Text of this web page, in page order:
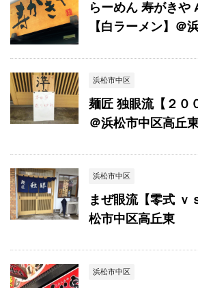
らーめん 寿がきや
【白ラーメン】＠
浜松市中区
麺匠 独眼流【２０
＠浜松市中区高丘
浜松市中区
まぜ眼流【零式 ｖ
松市中区高丘東
浜松市中区